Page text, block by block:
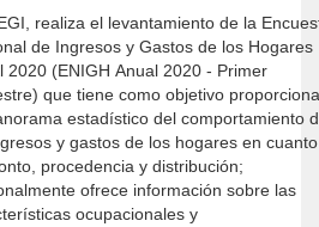
realiza el levantamiento de la
de Ingresos y Gastos de los Hogares
2020 (ENIGH Anual 2020 - Primer
que tiene como objetivo
estadístico del comportamiento
y gastos de los hogares en
procedencia y distribución;
ofrece información sobre las
ocupacionales y